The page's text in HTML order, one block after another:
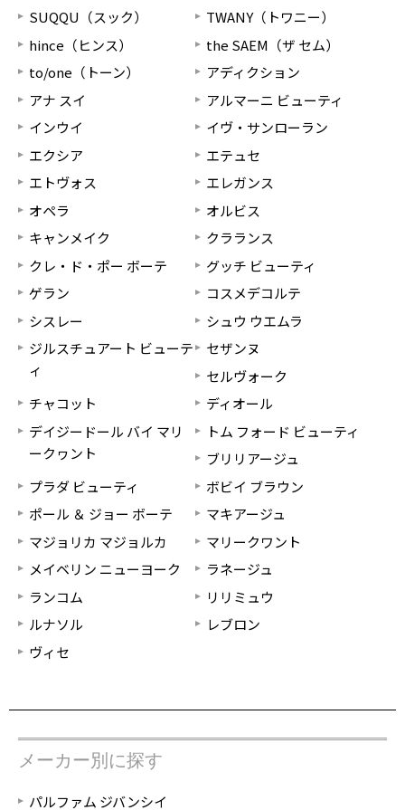
SUQQU（スック）
TWANY（トワニー）
hince（ヒンス）
the SAEM（ザ セム）
to/one（トーン）
アディクション
アナ スイ
アルマーニ ビューティ
インウイ
イヴ・サンローラン
エクシア
エテュセ
エトヴォス
エレガンス
オペラ
オルビス
キャンメイク
クラランス
クレ・ド・ポー ボーテ
グッチ ビューティ
ゲラン
コスメデコルテ
シスレー
シュウ ウエムラ
ジルスチュアート ビューテ
ィ
セザンヌ
セルヴォーク
チャコット
ディオール
デイジードール バイ マリ
ークヮント
トム フォード ビューティ
ブリリアージュ
プラダ ビューティ
ボビイ ブラウン
ポール ＆ ジョー ボーテ
マキアージュ
マジョリカ マジョルカ
マリークワント
メイベリン ニューヨーク
ラネージュ
ランコム
リリミュウ
ルナソル
レブロン
ヴィセ
メーカー別に探す
パルファム ジバンシイ